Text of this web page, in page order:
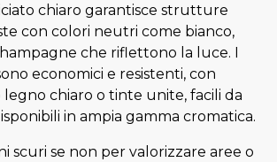
chiaro garantisce strutture
con colori neutri come bianco,
che riflettono la luce. I
economici e resistenti, con
chiaro o tinte unite, facili da
in ampia gamma cromatica.
scuri se non per valorizzare aree o